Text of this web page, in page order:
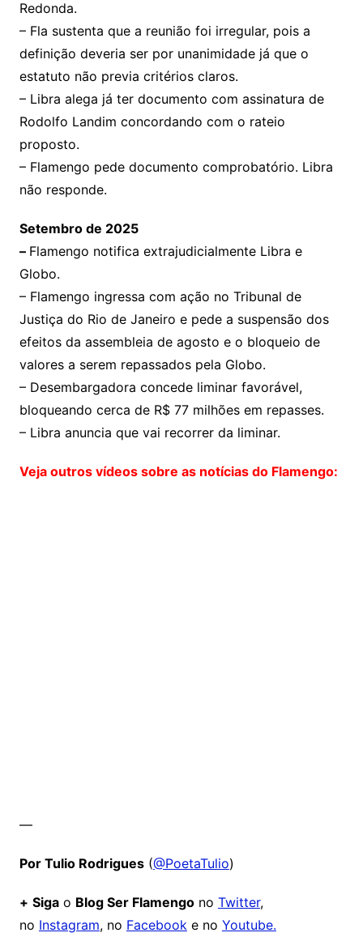
Redonda.
– Fla sustenta que a reunião foi irregular, pois a
definição deveria ser por unanimidade já que o
estatuto não previa critérios claros.
– Libra alega já ter documento com assinatura de
Rodolfo Landim concordando com o rateio
proposto.
– Flamengo pede documento comprobatório. Libra
não responde.
Setembro de 2025
– Flamengo notifica extrajudicialmente Libra e
Globo.
– Flamengo ingressa com ação no Tribunal de
Justiça do Rio de Janeiro e pede a suspensão dos
efeitos da assembleia de agosto e o bloqueio de
valores a serem repassados pela Globo.
– Desembargadora concede liminar favorável,
bloqueando cerca de R$ 77 milhões em repasses.
– Libra anuncia que vai recorrer da liminar.
Veja outros vídeos sobre as notícias do Flamengo:
—
Por Tulio Rodrigues(@PoetaTulio)
+ Sigao Blog Ser Flamengono Twitter,
no Instagram, no Facebooke no Youtube.